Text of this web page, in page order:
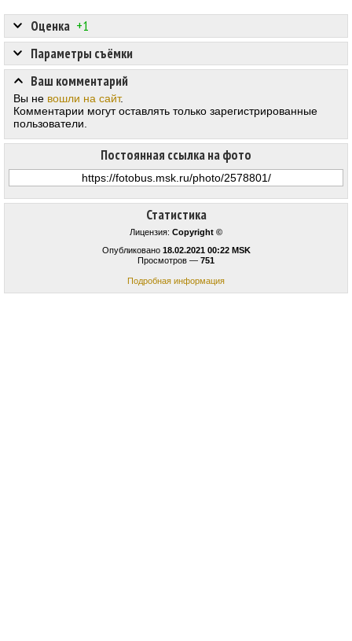
Статистика
Лицензия: Copyright ©
Опубликовано 18.02.2021 00:22 MSK
Просмотров — 751
Подробная информация
Оценка +1
Постоянная ссылка на фото
Параметры съёмки
Ваш комментарий
Вы не вошли на сайт.
Комментарии могут оставлять только зарегистрированные
пользователи.